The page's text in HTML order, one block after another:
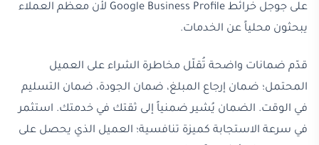
على جوجل خرائط Google Business Profile لأن معظم العملاء
يبحثون محلياً عن الخدمات.
قدّم ضمانات واضحة تُقلّل مخاطرة الشراء على العميل
المحتمل؛ ضمان إرجاع المبلغ، ضمان الجودة، ضمان التسليم
في الوقت. الضمان يُشير ضمنياً إلى ثقتك في خدمتك. استثمر
في سرعة الاستجابة كميزة تنافسية؛ العميل الذي يحصل على